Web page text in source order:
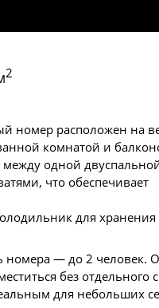
2
номер расположен на
комнатой и
одной
что обеспечивает
для
номера — до 2 человек.
без отдельного
для небольших